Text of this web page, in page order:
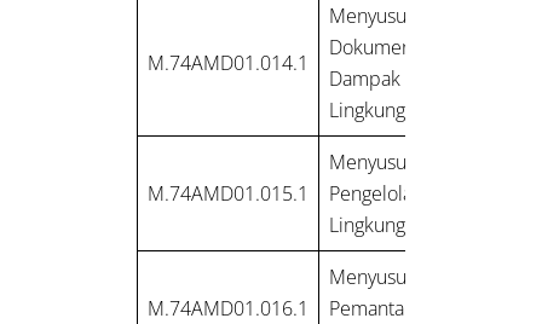
M.74AMD01.014.1
Menyusun
Dokumen Analisis
Dampak
Lingkungan
M.74AMD01.015.1
Menyusun Rencana
Pengelolaan
Lingkungan Hid
M.74AMD01.016.1
Menyusun Rencana
Pemantauan